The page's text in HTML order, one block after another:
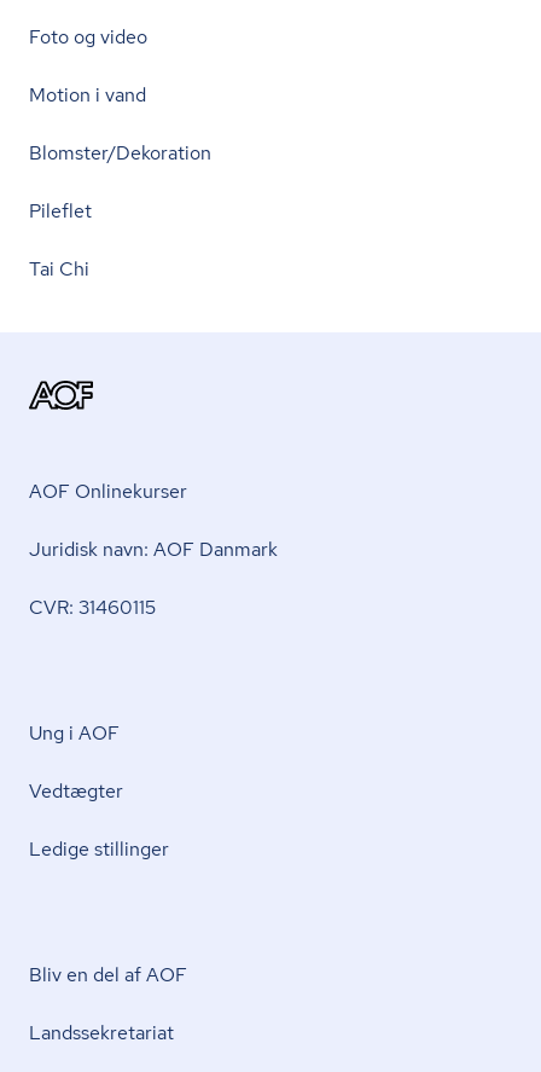
Foto og video
Motion i vand
Blomster/Dekoration
Pileflet
Tai Chi
AOF Onlinekurser
Juridisk navn: AOF Danmark
CVR: 31460115
Ung i AOF
Vedtægter
Ledige stillinger
Bliv en del af AOF
Lands­se­kre­ta­ri­at